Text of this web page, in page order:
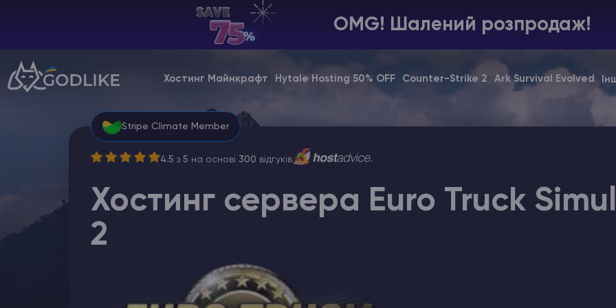
OMG! Шалений розпродаж!
Хостинг Майнкрафт Hytale Hosting 50% OFF Counter-Strike 2 Ark Survival Evolved
Billing Panel
Manage your servers & payments
Game Panel
Manage game server
Manage VPS server
Affiliate panel
Manage affiliates
Stripe Climate Member
4.5 з 5 на основі 300 відгуків
Хостинг сервера Euro Truck
2